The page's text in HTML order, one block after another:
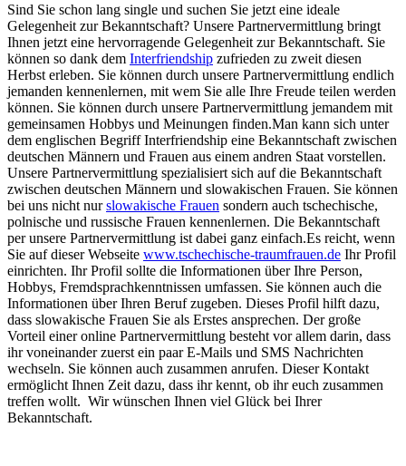
Sind Sie schon lang single und suchen Sie jetzt eine ideale
Gelegenheit zur Bekanntschaft? Unsere Partnervermittlung bringt
Ihnen jetzt eine hervorragende Gelegenheit zur Bekanntschaft. Sie
können so dank dem Interfriendship zufrieden zu zweit diesen
Herbst erleben. Sie können durch unsere Partnervermittlung endlich
jemanden kennenlernen, mit wem Sie alle Ihre Freude teilen werden
können. Sie können durch unsere Partnervermittlung jemandem mit
gemeinsamen Hobbys und Meinungen finden.Man kann sich unter
dem englischen Begriff Interfriendship eine Bekanntschaft zwischen
deutschen Männern und Frauen aus einem andren Staat vorstellen.
Unsere Partnervermittlung spezialisiert sich auf die Bekanntschaft
zwischen deutschen Männern und slowakischen Frauen. Sie können
bei uns nicht nurslowakische Frauen sondern auch tschechische,
polnische und russische Frauen kennenlernen. Die Bekanntschaft
per unsere Partnervermittlung ist dabei ganz einfach.Es reicht, wenn
Sie auf dieser Webseite www.tschechische-traumfrauen.de Ihr Profil
einrichten. Ihr Profil sollte die Informationen über Ihre Person,
Hobbys, Fremdsprachkenntnissen umfassen. Sie können auch die
Informationen über Ihren Beruf zugeben. Dieses Profil hilft dazu,
dass slowakische Frauen Sie als Erstes ansprechen. Der große
Vorteil einer online Partnervermittlung besteht vor allem darin, dass
ihr voneinander zuerst ein paar E-Mails und SMS Nachrichten
wechseln. Sie können auch zusammen anrufen. Dieser Kontakt
ermöglicht Ihnen Zeit dazu, dass ihr kennt, ob ihr euch zusammen
treffen wollt. Wir wünschen Ihnen viel Glück bei Ihrer
Bekanntschaft.